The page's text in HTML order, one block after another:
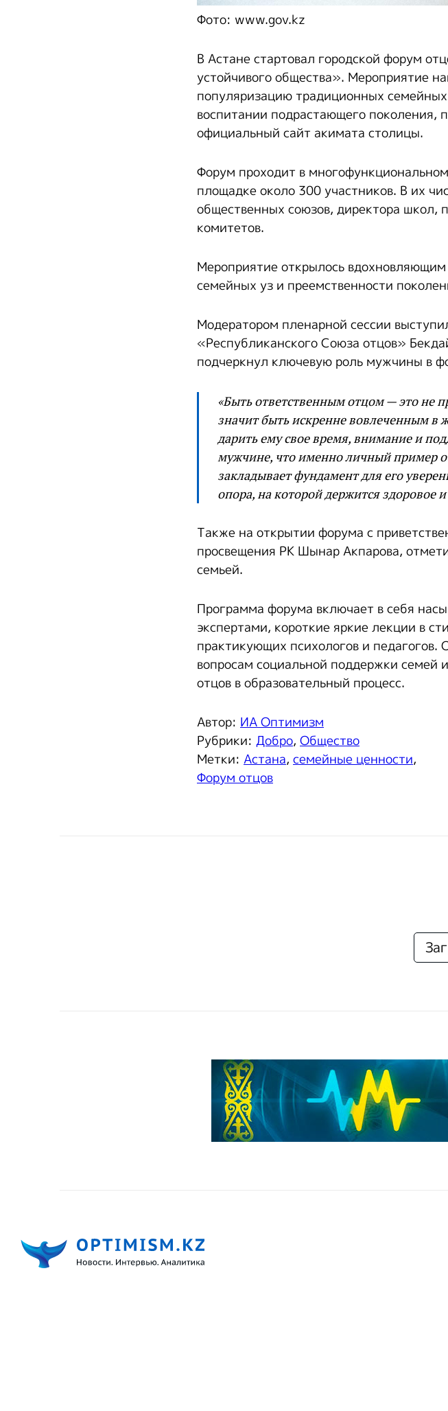
Фото: www.gov.kz
В Астане стартовал городской форум
устойчивого общества». Мероприятие
популяризацию традиционных
воспитании подрастающего поколения,
официальный сайт акимата столицы.
Форум проходит в
площадке около 300 участников. В их
общественных союзов, директора школ,
комитетов.
Мероприятие открылось
семейных уз и преемственности
Модератором пленарной сессии
«Республиканского Союза отцов»
подчеркнул ключевую роль мужчины в
«Быть ответственным отцом — это не
значит быть искренне вовлеченным в
дарить ему свое время, внимание и
мужчине, что именно личный пример
закладывает фундамент для его
опора, на которой держится здоровое
Также на открытии форума с
просвещения РК Шынар Акпарова,
семьей.
Программа форума включает в себя
экспертами, короткие яркие лекции в
практикующих психологов и
вопросам социальной поддержки семей
отцов в образовательный процесс.
Автор: ИА Оптимизм
Рубрики: Добро, Общество
Метки: Астана, семейные ценности,
Форум отцов